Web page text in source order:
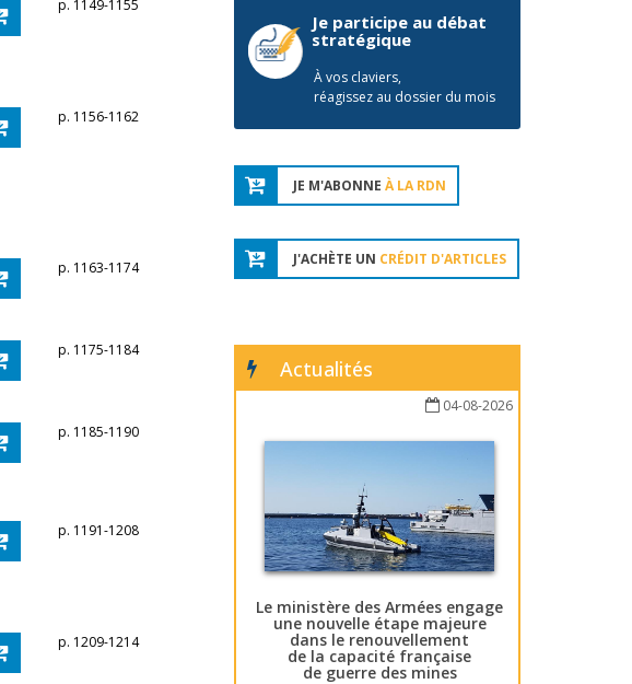
p. 1149-1155
p. 1156-1162
p. 1163-1174
p. 1175-1184
p. 1185-1190
p. 1191-1208
p. 1209-1214
Je participe au débat
stratégique
À vos claviers,
réagissez au dossier du mois
JE M'ABONNE À LA RDN
J'ACHÈTE UN CRÉDIT D'ARTICLES
Actualités
04-08-2026
Le ministère des Armées engage
une nouvelle étape majeure
dans le renouvellement
de la capacité française
de guerre des mines